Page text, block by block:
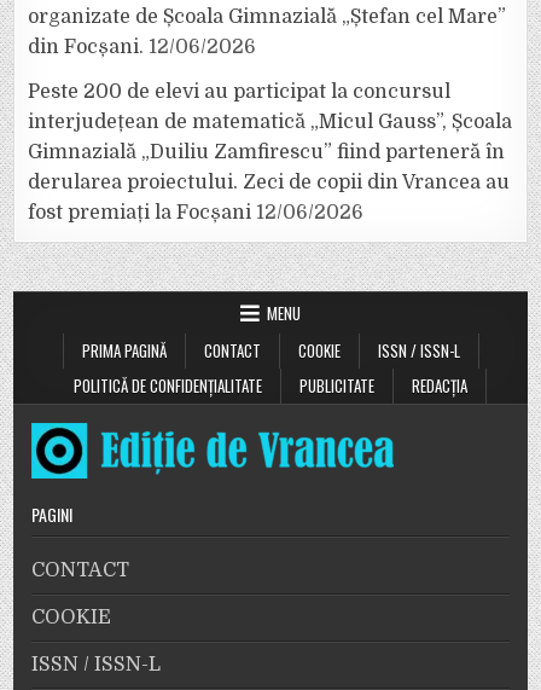
organizate de Școala Gimnazială „Ștefan cel Mare”
din Focșani. 12/06/2026
Peste 200 de elevi au participat la concursul
interjudețean de matematică „Micul Gauss”, Școala
Gimnazială „Duiliu Zamfirescu” fiind parteneră în
derularea proiectului. Zeci de copii din Vrancea au
fost premiați la Focșani 12/06/2026
MENU
PRIMA PAGINĂ
CONTACT COOKIE
ISSN / ISSN-L
POLITICĂ DE CONFIDENȚIALITATE
PUBLICITATE REDACȚIA
PAGINI
CONTACT
COOKIE
ISSN / ISSN-L